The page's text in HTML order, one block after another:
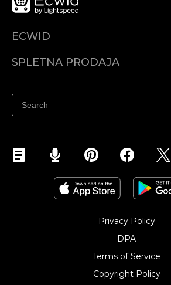
ECWID
SPLETNA PRODAJA
Prodaja na Instagramu
Privacy Policy
DPA
Terms of Service
Copyright Policy‎